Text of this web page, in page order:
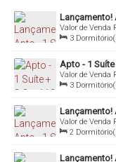
- SPA;
- 2 Quiosques
- Fireplace;
- Academia;
- Espaço
- Lavanderia
- Sala de jogos;
Lançamento!
Valor de Venda
Brasil
3
Sala(s) , 1
89
.00 m²
Apto - 1 Suíte
Valor de Venda
3
Sala(s) , 1
Lançamento!
Itajaí/SC
Valor de Venda
2
Sala(s) , 1
Lançamento!